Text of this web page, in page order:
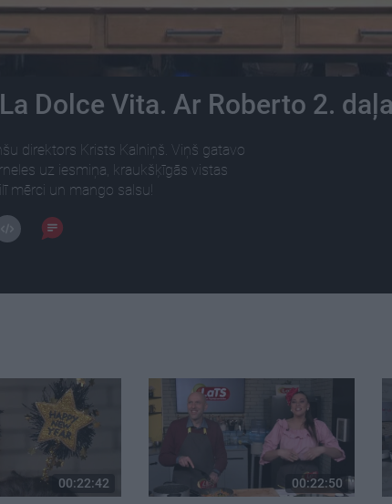
Dolce Vita. Ar Roberto 2. daļa
direktors Krists Kalniņš. Viņš gatavo
uz iesmiņa, kraukšķīgās vistas
mērci un mango salsu!
00:22:42 00:22:50